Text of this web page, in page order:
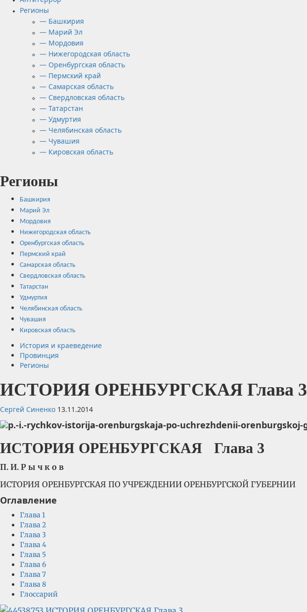
Регионы
— Башкирия
— Марий Эл
— Мордовия
— Нижегородская область
— Оренбургская область
— Пермский край
— Самарская область
— Свердловская область
— Татарстан
— Удмуртия
— Челябинская область
— Чувашия
— Кировская область
Регионы
Башкирия
Марий Эл
Мордовия
Нижегородская область
Оренбургская область
Пермский край
Самарская область
Свердловская область
Татарстан
Удмуртия
Челябинская область
Чувашия
Кировская область
История и краеведение
Провинция
Регионы
ИСТОРИЯ ОРЕНБУРГСКАЯ Глава 3
Сергей Синенко 13.11.2014
ИСТОРИЯ ОРЕНБУРГСКАЯ Глава 3
П. И. Р ы ч к о в
ИСТОРИЯ ОРЕНБУРГСКАЯ ПО УЧРЕЖДЕНИИ ОРЕНБУРГСКОЙ ГУБЕРНИИ
Оглавление
Глава 1
Глава 2
Глава 3
Глава 4
Глава 5
Глава 6
Глава 7
Глава 8
Глоссарий